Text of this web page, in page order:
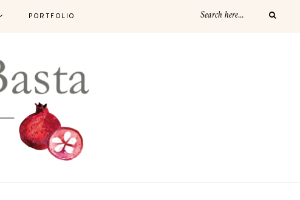
PORTFOLIO